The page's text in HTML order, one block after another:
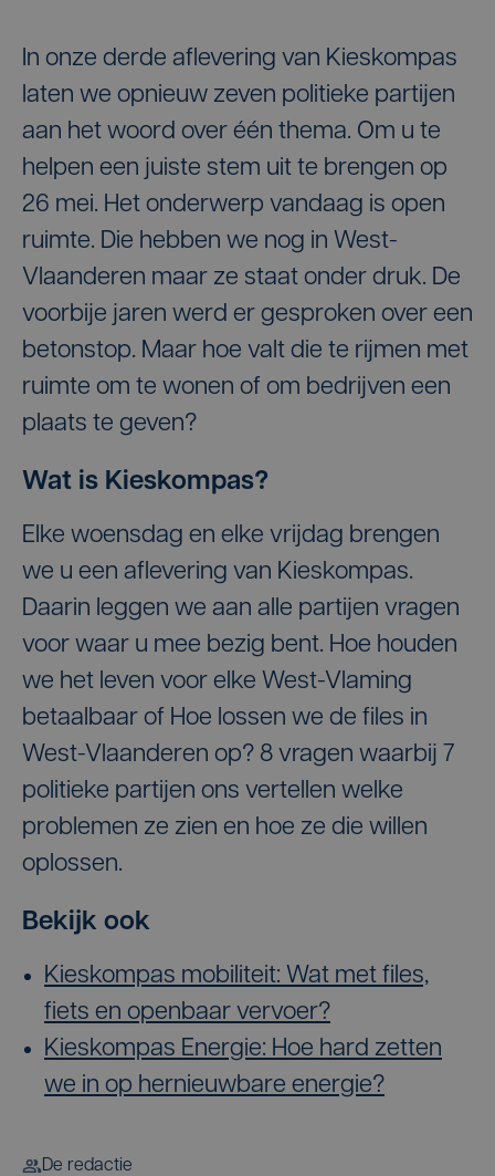
In onze derde aflevering van Kieskompas
laten we opnieuw zeven politieke partijen
aan het woord over één thema. Om u te
helpen een juiste stem uit te brengen op
26 mei. Het onderwerp vandaag is open
ruimte. Die hebben we nog in West-
Vlaanderen maar ze staat onder druk. De
voorbije jaren werd er gesproken over een
betonstop. Maar hoe valt die te rijmen met
ruimte om te wonen of om bedrijven een
plaats te geven?
Wat is Kieskompas?
Elke woensdag en elke vrijdag brengen
we u een aflevering van Kieskompas.
Daarin leggen we aan alle partijen vragen
voor waar u mee bezig bent. Hoe houden
we het leven voor elke West-Vlaming
betaalbaar of Hoe lossen we de files in
West-Vlaanderen op? 8 vragen waarbij 7
politieke partijen ons vertellen welke
problemen ze zien en hoe ze die willen
oplossen.
Bekijk ook
Kieskompas mobiliteit: Wat met files,
fiets en openbaar vervoer?
Kieskompas Energie: Hoe hard zetten
we in op hernieuwbare energie?
De redactie